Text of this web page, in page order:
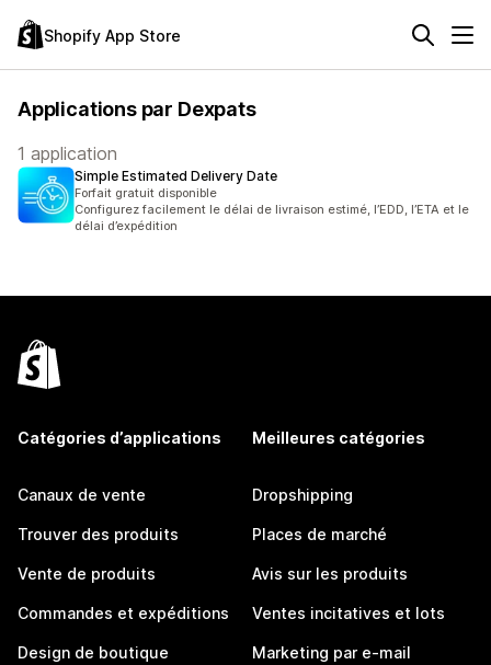
Shopify App Store
Applications par Dexpats
1 application
Simple Estimated Delivery Date
Forfait gratuit disponible
Configurez facilement le délai de livraison estimé, l’EDD, l’ETA et le
délai d’expédition
Catégories d’applications
Canaux de vente
Trouver des produits
Vente de produits
Commandes et expéditions
Design de boutique
Meilleures catégories
Dropshipping
Places de marché
Avis sur les produits
Ventes incitatives et lots
Marketing par e-mail